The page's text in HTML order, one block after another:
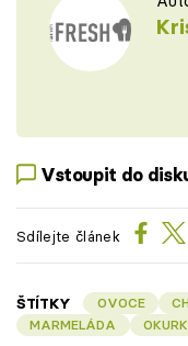
Vstoupit do
Sdílejte článek
ŠTÍTKY OVOCE
MARMELÁDA